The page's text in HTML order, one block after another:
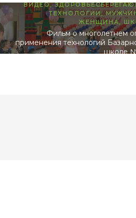
ВИДЕО,
ТЕХНОЛОГИИ,
ЖЕНЩИНА,
Фильм о многолетнем
применения технологий
школе